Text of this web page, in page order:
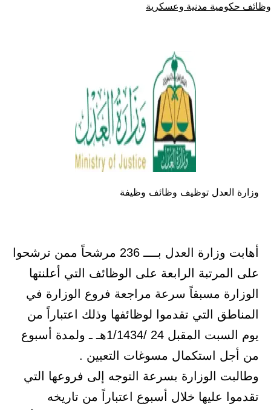
النشر
مصنف
وظائف حكومية مدنية وعسكرية
وزارة العدل توظيف وظائف وظيفة
أهابت وزارة العدل بــــ 236 مرشحاً ممن ترشحوا
على المرتبة الرابعة على الوظائف التي أعلنتها
الوزارة مسبقاً سرعة مراجعة فروع الوزارة في
المناطق التي تقدموا لوظائفها وذلك اعتباراً من
يوم السبت المقبل 24 /1/1434هـ ـ ولمدة أسبوع
من أجل استكمال مسوغات التعيين .
وطالبت الوزارة بسرعة التوجه إلى فروعها التي
تقدموا عليها خلال أسبوع اعتباراً من تاريخه